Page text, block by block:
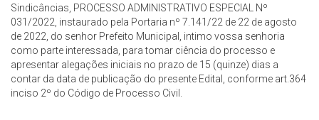
Sindicâncias, PROCESSO ADMINISTRATIVO ESPECIAL Nº
031/2022, instaurado pela Portaria nº 7.141/22 de 22 de agosto
de 2022, do senhor Prefeito Municipal, intimo vossa senhoria
como parte interessada, para tomar ciência do processo e
apresentar alegações iniciais no prazo de 15 (quinze) dias a
contar da data de publicação do presente Edital, conforme art.364
inciso 2º do Código de Processo Civil.